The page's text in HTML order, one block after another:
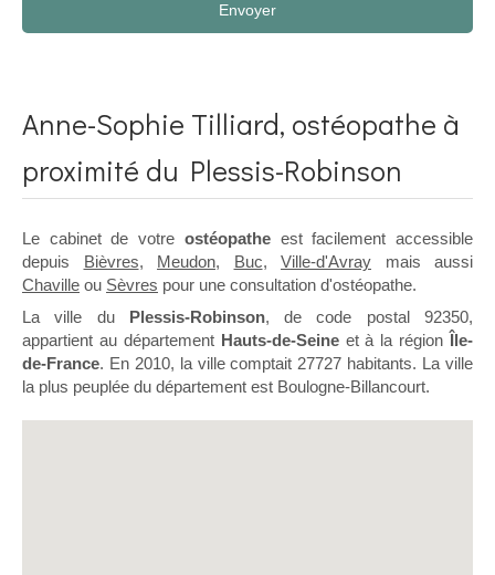
Envoyer
Anne-Sophie Tilliard, ostéopathe à
proximité du Plessis-Robinson
Le cabinet de votre ostéopatheest facilement accessible
depuis Bièvres, Meudon, Buc, Ville-d'Avray mais aussi
Chaville ou Sèvres pour une consultation d'ostéopathe.
La ville du Plessis-Robinson, de code postal 92350,
appartient au département Hauts-de-Seineet à la région Île-
de-France. En 2010, la ville comptait 27727 habitants. La ville
la plus peuplée du département est Boulogne-Billancourt.